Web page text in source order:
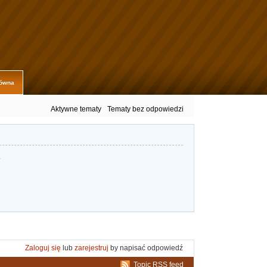
Aktywne tematy Tematy bez odpowiedzi
Zaloguj się lub zarejestruj by napisać odpowiedź
Topic RSS feed